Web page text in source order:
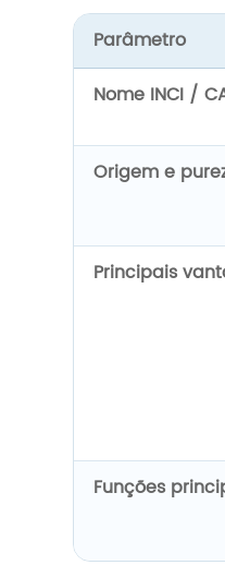
Parâmetro
Nome INCI /
Origem e
Principais
Funções